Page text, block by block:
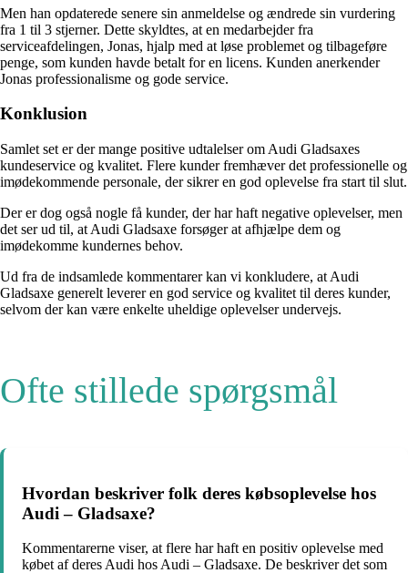
Men han opdaterede senere sin anmeldelse og ændrede sin vurdering
fra 1 til 3 stjerner. Dette skyldtes, at en medarbejder fra
serviceafdelingen, Jonas, hjalp med at løse problemet og tilbageføre
penge, som kunden havde betalt for en licens. Kunden anerkender
Jonas professionalisme og gode service.
Konklusion
Samlet set er der mange positive udtalelser om Audi Gladsaxes
kundeservice og kvalitet. Flere kunder fremhæver det professionelle og
imødekommende personale, der sikrer en god oplevelse fra start til slut.
Der er dog også nogle få kunder, der har haft negative oplevelser, men
det ser ud til, at Audi Gladsaxe forsøger at afhjælpe dem og
imødekomme kundernes behov.
Ud fra de indsamlede kommentarer kan vi konkludere, at Audi
Gladsaxe generelt leverer en god service og kvalitet til deres kunder,
selvom der kan være enkelte uheldige oplevelser undervejs.
Ofte stillede spørgsmål
Hvordan beskriver folk deres købsoplevelse hos
Audi – Gladsaxe?
Kommentarerne viser, at flere har haft en positiv oplevelse med
købet af deres Audi hos Audi – Gladsaxe. De beskriver det som